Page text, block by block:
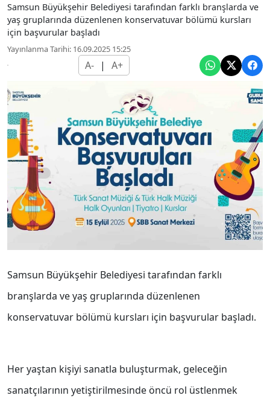
Samsun Büyükşehir Belediyesi tarafından farklı branşlarda ve
yaş gruplarında düzenlenen konservatuvar bölümü kursları
için başvurular başladı
Yayınlanma Tarihi: 16.09.2025 15:25
A- | A+
Samsun Büyükşehir Belediyesi tarafından farklı
branşlarda ve yaş gruplarında düzenlenen
konservatuvar bölümü kursları için başvurular başladı.
Her yaştan kişiyi sanatla buluşturmak, geleceğin
sanatçılarının yetiştirilmesinde öncü rol üstlenmek